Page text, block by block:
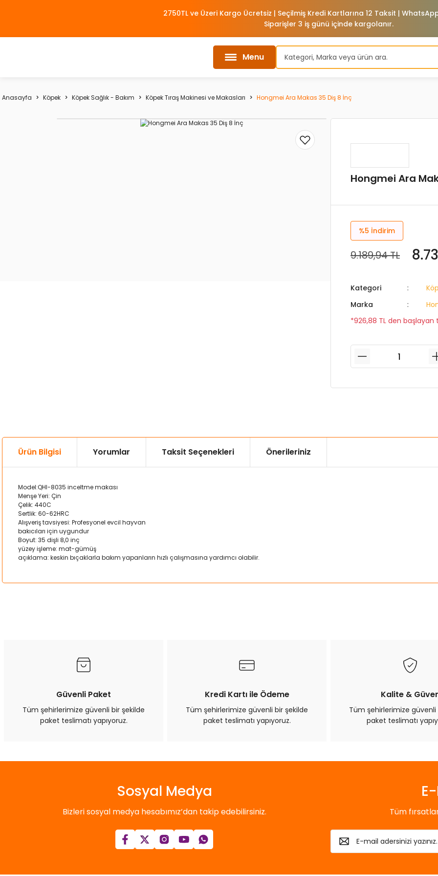
2750TL ve Üzeri Kargo Ücretsiz | Seçilmiş Kredi Kartlarına 12 Taksit |
Siparişler 3 iş günü içinde kargolanır.
Menu
Anasayfa Köpek Köpek Sağlık - Bakım Köpek Tıraş Makinesi ve Makasları Hongmei Ara Makas 35 Diş 8 İnç
Hongmei Ara
%5 İndirim
9.189,94 TL
Kategori
Marka
*926,88 TL den başlayan
Ürün Bilgisi Yorumlar Taksit Seçenekleri Önerileriniz
Model:QHI-8035 inceltme makası
Menşe Yeri: Çin
Çelik: 440C
Sertlik: 60-62HRC
Alışveriş tavsiyesi: Profesyonel evcil hayvan
bakıcıları için uygundur
Boyut: 35 dişli 8,0 inç
yüzey işleme: mat-gümüş
açıklama: keskin bıçaklarla bakım yapanların hızlı çalışmasına yardımcı olabilir.
Ürün bilgilerinde hatalar bulunuyor.
Bu ürüne benzer farklı alternatifler olmalı.
Güvenli Paket
Tüm şehirlerimize güvenli bir şekilde
paket teslimatı yapıyoruz.
Kredi Kartı ile Ödeme
Tüm şehirlerimize güvenli bir şekilde
paket teslimatı yapıyoruz.
Kalite &
Tüm şehirlerimize güvenli
paket teslimatı
Sosyal Medya
Bizleri sosyal medya hesabımız’dan takip edebilirsiniz. Tüm